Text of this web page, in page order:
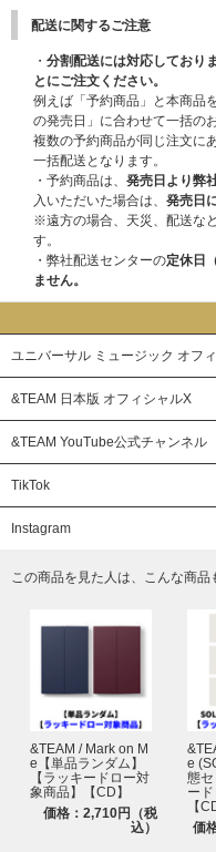
■メンバーオンラインイベン
※2025/10/24更新：メンバー
なっておりましたが、下記記
＞で個別オンラインサイン会
ただきます。
※2025/11/27更新：メンバー
1日(日)＞の日程が＜2026年3
詳細はこちら：
https://
※2025年12月13日(土)はK、
●開催日程
2025年12月13日(土)
●特典会内容
①メンバー個別オンラインサ
③メンバー全員リレー式オン
※全てK、JOは不参加となり
※①、②はメンバー選択可能
●開催日程
2026年3月1日(日)
※2025/11/27更新：開催日程
※各部の受付時間、開始時間
①メンバー個別オンラインサイ
②メンバー個別オンライント
■プレゼント企画
●プレゼント内容：メンバー
※本イベントは、応募抽選方
い。
※各回の締切間近などの時間
ございます。余裕を持ってご
月中旬以降にお届けさせてい
※「直筆サイン入りメンバー
USIC STOREでご購入の方は
のご住所へそれぞれ発送いた
い。
※「直筆サイン入りメンバー
品」のご予約(ご決済完了)と
募作業は必要ございません。
※CD1枚の購入で1口の応募と
せん。お一人様何回でもご購
※セット商品をご購入の場合
セット購入で3口、ソロ盤9形
※「直筆サイン入りメンバー
書きデコプリントフォトカー
え、「直筆サイン入りメンバ
※いかなる場合も、当落につ
かねます。あらかじめご了承
スレや汚れなどある場合がご
■対象商品
&TEAM KR 1st Mini Album
Back to Life【3形態セッ
Back to Life【単品ランダ
Back to Life (ROAR ver.)
【第2弾】
品】【第2弾】
をご購入いただく場合、ラッ
注意ください。
※商品のお届け予定日は各対
■注意事項
・【ラッキードロー対象商品
ット、ソロ盤9形態セットの
エントリーとなり、お客様
・CD1枚のご購入につき、ラ
配送に関するご注意
・ 分割配送には対応しており
とにご注文ください。
例えば「予約商品」と本商品
の発売日」に合わせて一括の
複数の予約商品が同じ注文に
一括配送となります。
・予約商品は、 発売日より弊
入いただいた場合は、 発売日
※遠方の場合、天災、配送な
す。
・弊社配送センターの定休日
ません。
ユニバーサル ミュージック オフ
&TEAM 日本版 オフィシャルX
&TEAM YouTube公式チャンネル
TikTok
Instagram
この商品を見た人は、こんな商品
&TEAM / Mark on M
e【単品ランダム】
【ラッキードロー対
象商品】【CD】
価格：2,710円（税
込）
e
態セ
ード
【
価